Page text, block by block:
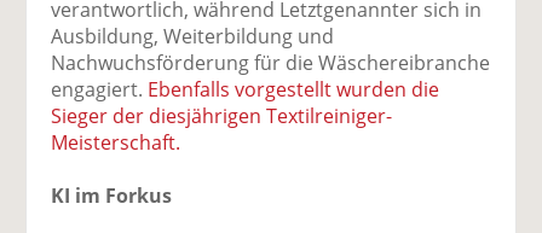
verantwortlich, während Letztgenannter sich in
Ausbildung, Weiterbildung und
Nachwuchsförderung für die Wäschereibranche
engagiert. Ebenfalls vorgestellt wurden die
Sieger der diesjährigen Textilreiniger-
Meisterschaft.
KI im Forkus